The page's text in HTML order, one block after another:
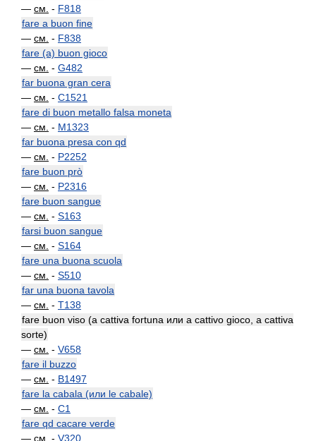
— см. - F818
fare a buon fine
— см. - F838
fare (a) buon gioco
— см. - G482
far buona gran cera
— см. - C1521
fare di buon metallo falsa moneta
— см. - M1323
far buona presa con qd
— см. - P2252
fare buon prò
— см. - P2316
fare buon sangue
— см. - S163
farsi buon sangue
— см. - S164
fare una buona scuola
— см. - S510
far una buona tavola
— см. - T138
fare buon viso (a cattiva fortuna или a cattivo gioco, a cattiva
sorte)
— см. - V658
fare il buzzo
— см. - B1497
fare la cabala (или le cabale)
— см. - C1
fare qd cacare verde
— см. - V320